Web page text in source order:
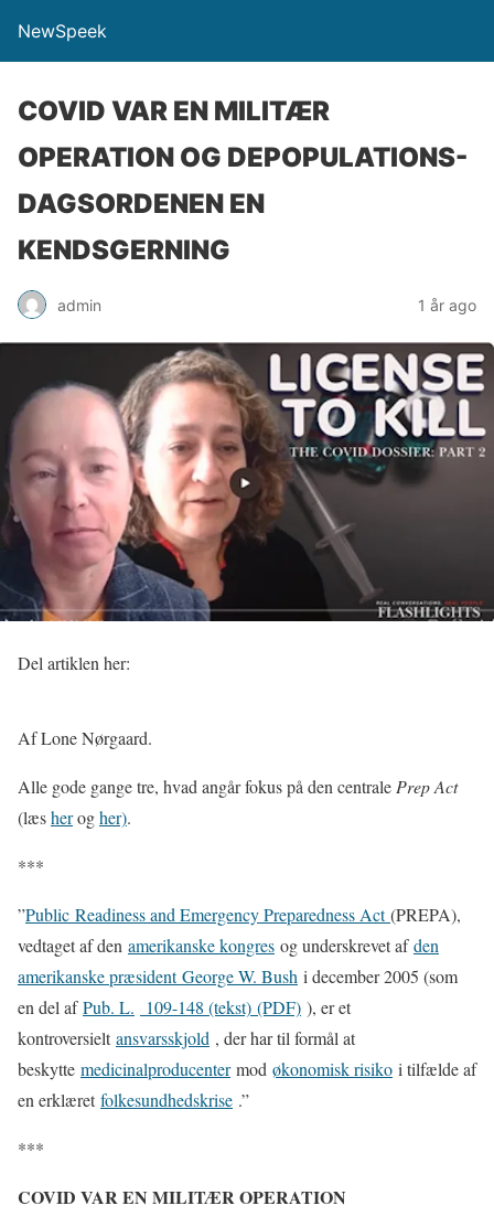
NewSpeek
COVID VAR EN MILITÆR
OPERATION OG DEPOPULATIONS-
DAGSORDENEN EN
KENDSGERNING
admin 1 år ago
Del artiklen her:
Af Lone Nørgaard.
Alle gode gange tre, hvad angår fokus på den centrale Prep Act
(læsherogher).
***
”Public Readiness and Emergency Preparedness Act(PREPA),
vedtaget af den amerikanske kongres og underskrevet afden
amerikanske præsidentGeorge W. Bush i december 2005 (som
en del afPub. L. 109-148 (tekst) (PDF) ), er et
kontroversieltansvarsskjold , der har til formål at
beskytte medicinalproducentermod økonomisk risiko i tilfælde af
en erklæretfolkesundhedskrise .”
***
COVID VAR EN MILITÆR OPERATION